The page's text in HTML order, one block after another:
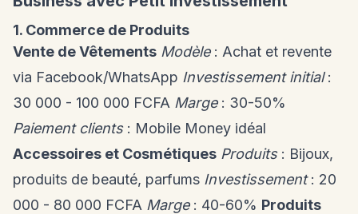
1. Commerce de Produits
Vente de Vêtements Modèle: Achat et revente
via Facebook/WhatsApp Investissement initial:
30 000 - 100 000 FCFA Marge: 30-50%
Paiement clients: Mobile Money idéal
Accessoires et Cosmétiques Produits: Bijoux,
produits de beauté, parfums Investissement: 20
000 - 80 000 FCFA Marge: 40-60% Produits